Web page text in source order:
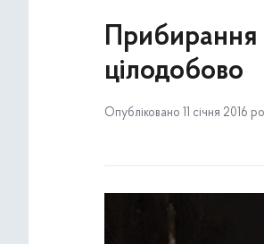
Прибирання
цілодобово
Опубліковано 11 січня 2016